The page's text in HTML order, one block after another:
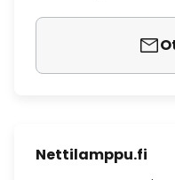
Nettilamppu.fi